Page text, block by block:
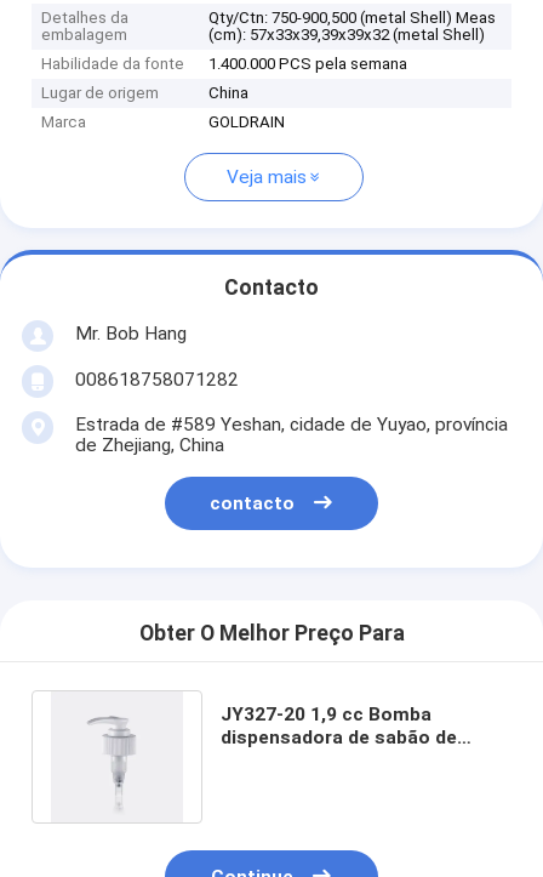
Detalhes da
embalagem
Qty/Ctn: 750-900,500 (metal Shell) Meas
(cm): 57x33x39,39x39x32 (metal Shell)
Habilidade da fonte
1.400.000 PCS pela semana
Lugar de origem
China
Marca
GOLDRAIN
Veja mais
Contacto
Mr. Bob Hang
008618758071282
Estrada de #589 Yeshan, cidade de Yuyao, província
de Zhejiang, China
contacto
Obter O Melhor Preço Para
JY327-20 1,9 cc Bomba
dispensadora de sabão de